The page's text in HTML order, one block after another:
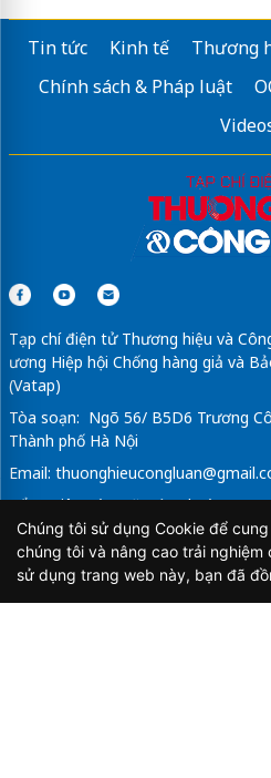
Tin tức Kinh tế Thương
Chính sách & Pháp luật
Tạp chí điện tử Thương hiệu và
ương Hiệp hội Chống hàng giả và
(Vatap)
Tòa soạn: Ngõ 56/ B5D6 Trương
Thành phố Hà Nội
Email:
Tổng Biên Tập: Vũ Đức Thuận
Giấy phép hoạt động báo chí điện
Thông tin và Truyền thông cấp
Chúng tôi sử dụng Cookie để
chúng tôi và nâng cao trải nghiệm
sử dụng trang web này, bạn đã